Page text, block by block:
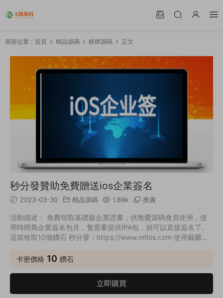
當前位置： 首頁 精品源碼 棋牌源碼 正文
秒分發贊助免費贈送ios企業簽名
2023-03-30 精品源碼 1.89k 推廣
活動描述： 免費領取基礎版企業證書，供無憂源碼會員使用，使
用時間爲企業簽名包月，隻需要提供IPA包，就可以直接簽名了。
适當收取10個鑽石 秒分發：https://www.mfios.com 使用截圖：
應用，選擇合适的服務類型，點擊立即簽名即可 3、點擊立即簽
卡密價格 10 鑽石
立即購買